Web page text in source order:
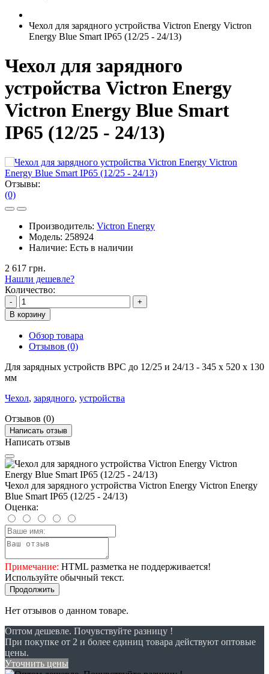
Чехол для зарядного устройства Victron Energy Victron
Energy Blue Smart IP65 (12/25 - 24/13)
Чехол для зарядного
устройства Victron Energy
Victron Energy Blue Smart
IP65 (12/25 - 24/13)
Отзывы:
(0)
Производитель: Victron Energy
Модель: 258924
Наличие: Есть в наличии
2 617 грн.
Нашли дешевле?
Количество:
-
+
В корзину
Обзор товара
Отзывов (0)
Для зарядных устройств BPC до 12/25 и 24/13 - 345 x 520 x 130
мм
Чехол, зарядного, устройства
Отзывов (0)
Написать отзыв
Написать отзыв
Чехол для зарядного устройства Victron Energy Victron Energy
Blue Smart IP65 (12/25 - 24/13)
Оценка:
Примечание: HTML разметка не поддерживается!
Используйте обычный текст.
Продолжить
Нет отзывов о данном товаре.
Оптом дешевле. Почувствуйте разницу !
При покупке от 2 и более единиц товара действуют оптовые
цены.
Уточнить цены